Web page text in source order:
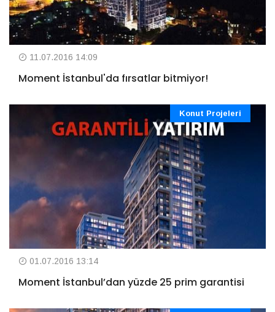
11.07.2016 14:09
Moment İstanbul'da fırsatlar bitmiyor!
Konut Projeleri
01.07.2016 13:14
Moment İstanbul’dan yüzde 25 prim garantisi